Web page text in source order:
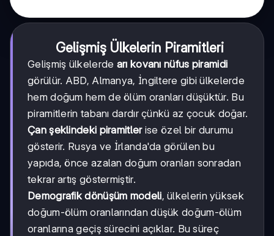
Gelişmiş Ülkelerin Piramitleri
Gelişmiş ülkelerde arı kovanı nüfus piramidi
görülür. ABD, Almanya, İngiltere gibi ülkelerde
hem doğum hem de ölüm oranları düşüktür. Bu
piramitlerin tabanı dardır çünkü az çocuk doğar.
Çan şeklindeki piramitlerise özel bir durumu
gösterir. Rusya ve İrlanda'da görülen bu
yapıda, önce azalan doğum oranları sonradan
tekrar artış göstermiştir.
Demografik dönüşüm modeli, ülkelerin yüksek
doğum-ölüm oranlarından düşük doğum-ölüm
oranlarına geçiş sürecini açıklar. Bu süreç